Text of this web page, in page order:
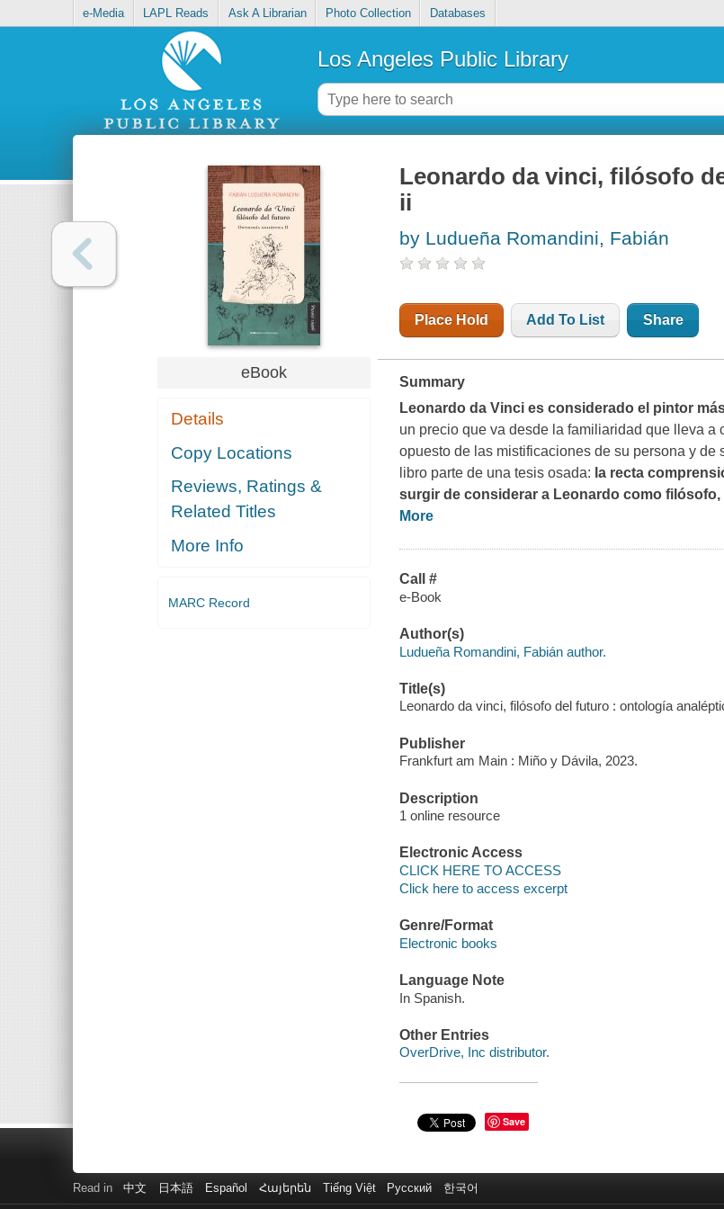
e-Media LAPL Reads Ask A Librarian Photo Collection Databases
Los Angeles Public Library
eBook
Details
Copy Locations
Reviews, Ratings &
Related Titles
More Info
MARC Record
Leonardo da vinci, filósofo
ii
by Ludueña Romandini, Fabián
Place Hold Add To List Share
Summary
Leonardo da Vinci es considerado el pintor
un precio que va desde la familiaridad que lleva
opuesto de las mistificaciones de su persona y
libro parte de una tesis osada: la recta
surgir de considerar a Leonardo como
More
Call #
e-Book
Author(s)
Ludueña Romandini, Fabián author.
Title(s)
Leonardo da vinci, filósofo del futuro : ontología
Publisher
Frankfurt am Main : Miño y Dávila, 2023.
Description
1 online resource
Electronic Access
CLICK HERE TO ACCESS
Click here to access excerpt
Genre/Format
Electronic books
Language Note
In Spanish.
Other Entries
OverDrive, Inc distributor.
Save
Read in 中文 日本語 Español Հայերեն Tiếng Việt Русский 한국어